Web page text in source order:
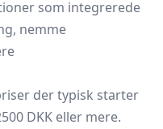
som integrerede
nemme
der typisk starter
DKK eller mere.